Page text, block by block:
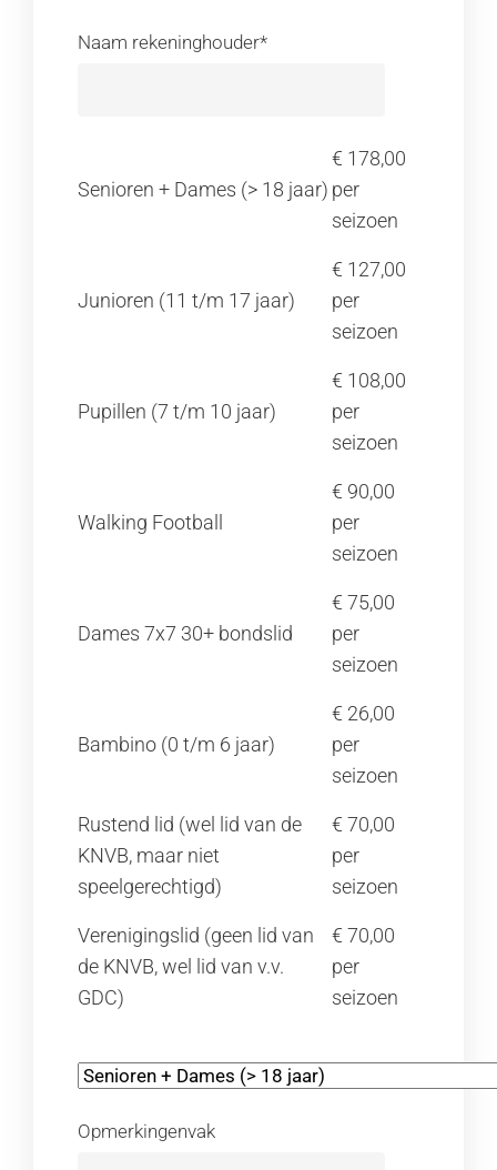
Naam rekeninghouder*
Senioren + Dames (> 18 jaar)
€ 178,00
per
seizoen
Junioren (11 t/m 17 jaar)
€ 127,00
per
seizoen
Pupillen (7 t/m 10 jaar)
€ 108,00
per
seizoen
Walking Football
€ 90,00
per
seizoen
Dames 7x7 30+ bondslid
€ 75,00
per
seizoen
Bambino (0 t/m 6 jaar)
€ 26,00
per
seizoen
Rustend lid (wel lid van de
KNVB, maar niet
speelgerechtigd)
€ 70,00
per
seizoen
Verenigingslid (geen lid van
de KNVB, wel lid van v.v.
GDC)
€ 70,00
per
seizoen
Opmerkingenvak